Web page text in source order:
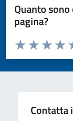
Quanto
pagina?
Valuta da 1 a 5
Valuta 3
Valuta 2
Valuta 1 stelle
Contatta